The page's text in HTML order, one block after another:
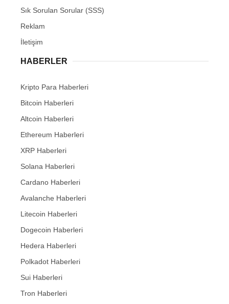
Sık Sorulan Sorular (SSS)
Reklam
İletişim
HABERLER
Kripto Para Haberleri
Bitcoin Haberleri
Altcoin Haberleri
Ethereum Haberleri
XRP Haberleri
Solana Haberleri
Cardano Haberleri
Avalanche Haberleri
Litecoin Haberleri
Dogecoin Haberleri
Hedera Haberleri
Polkadot Haberleri
Sui Haberleri
Tron Haberleri